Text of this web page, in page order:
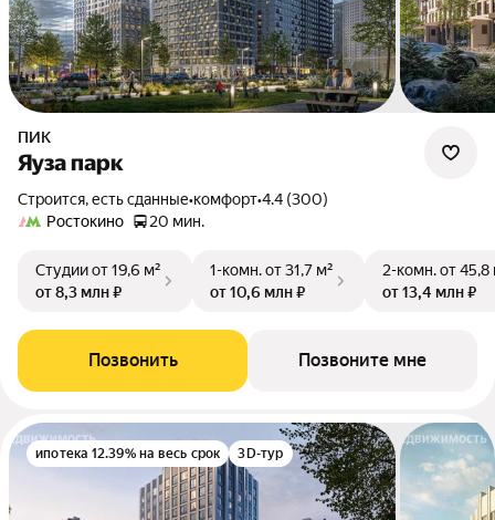
ПИК
Яуза парк
Строится, есть сданные•комфорт•4.4 (300)
Ростокино
20 мин.
Студииот 19,6 м²
от 8,3 млн ₽
1-комн.от 31,7 м²
от 10,6 млн ₽
2-комн.от 45,8
от 13,4 млн ₽
Позвонить Позвоните мне
ипотека 12.39% на весь срок 3D-тур